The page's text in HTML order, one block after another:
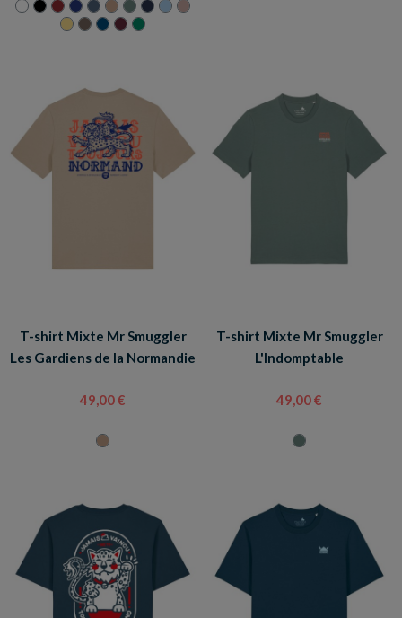
T-shirt Mixte Mr Smuggler
Les Gardiens de la Normandie
49,00 €
T-shirt Mixte Mr Smuggler
L'Indomptable
49,00 €